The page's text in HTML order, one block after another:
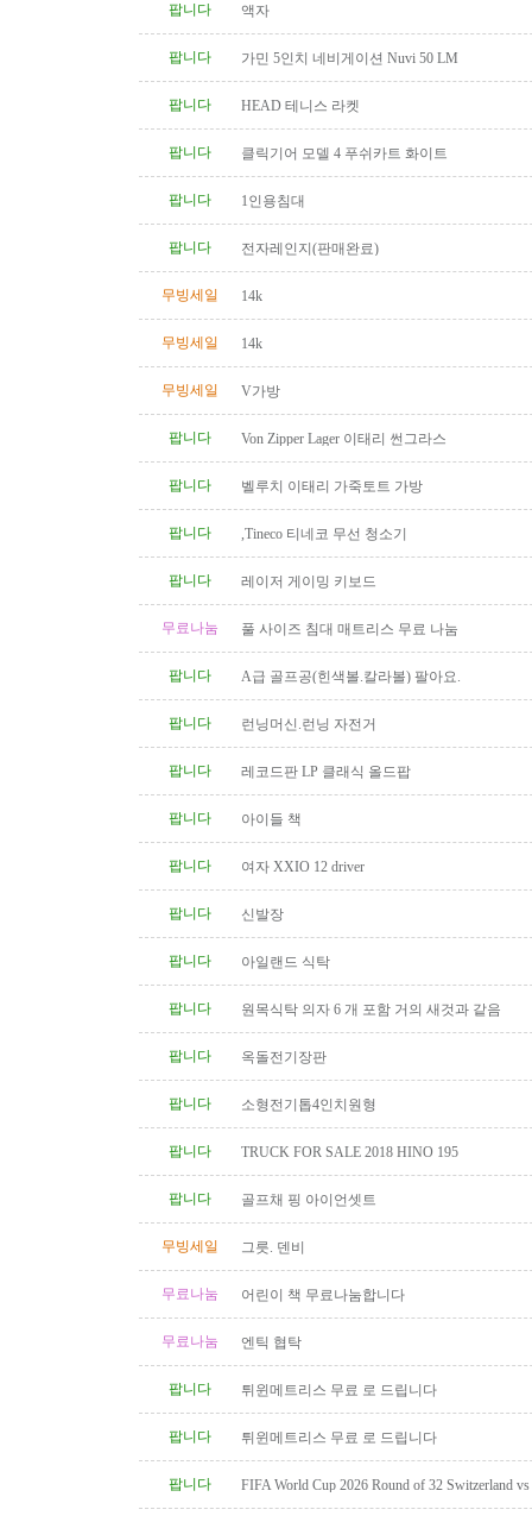
팝니다 액자
팝니다 가민 5인치 네비게이션 Nuvi 50 LM
팝니다 HEAD 테니스 라켓
팝니다 클릭기어 모델 4 푸쉬카트 화이트
팝니다 1인용침대
팝니다 전자레인지(판매완료)
무빙세일 14k
무빙세일 14k
무빙세일 V가방
팝니다 Von Zipper Lager 이태리 썬그라스
팝니다 벨루치 이태리 가죽토트 가방
팝니다 ,Tineco 티네코 무선 청소기
팝니다 레이저 게이밍 키보드
무료나눔 풀 사이즈 침대 매트리스 무료 나눔
팝니다 A급 골프공(힌색볼.칼라볼) 팔아요.
팝니다 런닝머신.런닝 자전거
팝니다 레코드판 LP 클래식 올드팝
팝니다 아이들 책
팝니다 여자 XXIO 12 driver
팝니다 신발장
팝니다 아일랜드 식탁
팝니다 원목식탁 의자 6 개 포함 거의 새것과 같음
팝니다 옥돌전기장판
팝니다 소형전기톱4인치원형
팝니다 TRUCK FOR SALE 2018 HINO 195
팝니다 골프채 핑 아이언셋트
무빙세일 그릇. 덴비
무료나눔 어린이 책 무료나눔합니다
무료나눔 엔틱 협탁
팝니다 튀윈메트리스 무료 로 드립니다
팝니다 튀윈메트리스 무료 로 드립니다
팝니다
FIFA World Cup 2026 Round of 32 Switzerland